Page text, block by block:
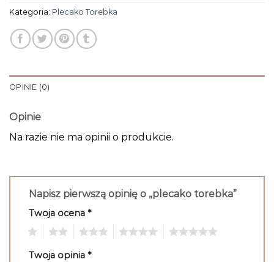
Kategoria: Plecako Torebka
OPINIE (0)
Opinie
Na razie nie ma opinii o produkcie.
Napisz pierwszą opinię o „plecako torebka”
Twoja ocena *
Twoja opinia *